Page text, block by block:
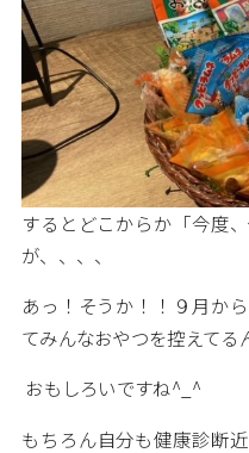
するとどこからか「今度
が、、、、
あっ！そうか！！９月か
てみんなおやつを控えて
おもしろいですね^_^
もちろん自分も健康診断